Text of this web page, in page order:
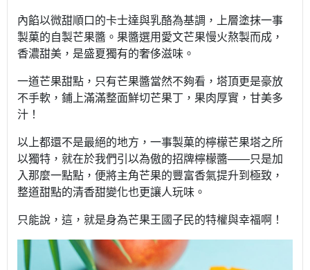
內餡以微甜順口的卡士達與乳酪為基調，上層塗抹一事
製菓的自製芒果醬。果醬選用愛文芒果慢火熬製而成，
香濃甜美，是盛夏獨有的奢侈滋味。
一道芒果甜點，只有芒果醬當然不夠看，塔頂更是豪放
不手軟，鋪上滿滿整面鮮切芒果丁，果肉厚實，甘美多
汁！
以上都還不是最絕的地方，一事製菓的檸檬芒果塔之所
以獨特，就在於我們引以為傲的招牌檸檬醬——只是加
入那麼一點點，便將主角芒果的豐富香氣提升到極致，
整道甜點的清香甜變化也更讓人玩味。
只能說，這，就是身為芒果王國子民的特權與幸福啊！